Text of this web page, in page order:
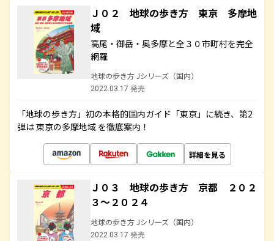
Ｊ０２ 地球の歩き方 東京 多摩地
域
高尾・御岳・奥多摩と全３０市町村を完全
網羅
地球の歩き方 Jシリーズ（国内）
2022.03.17 発売
「地球の歩き方」初の本格的国内ガイド「東京」に続き、第2
弾は 東京の多摩地域 を徹底案内！
詳細を見る
Ｊ０３ 地球の歩き方 京都 ２０２
３～２０２４
地球の歩き方 Jシリーズ（国内）
2022.03.17 発売